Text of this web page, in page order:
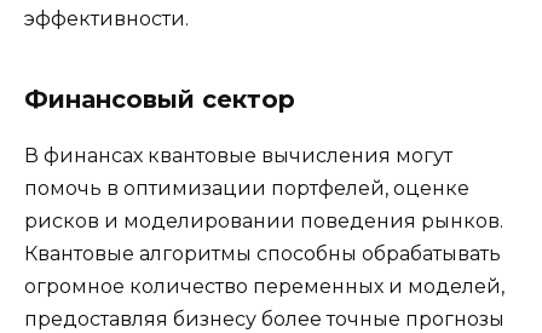
эффективности.
Финансовый сектор
В финансах квантовые вычисления могут
помочь в оптимизации портфелей, оценке
рисков и моделировании поведения рынков.
Квантовые алгоритмы способны обрабатывать
огромное количество переменных и моделей,
предоставляя бизнесу более точные прогнозы